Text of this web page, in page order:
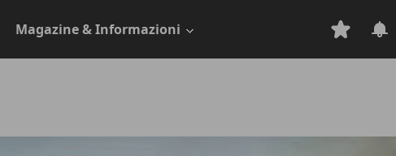
Magazine & Informazioni